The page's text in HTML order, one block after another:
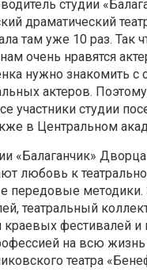
студии
драматический
там уже 10 раз.
очень нравятся
нужно знакомить
актеров.
участники студии
в Центральном
«Балаганчик»
любовь к
передовые методики.
театральный
краевых фестивалей
на всю
театра